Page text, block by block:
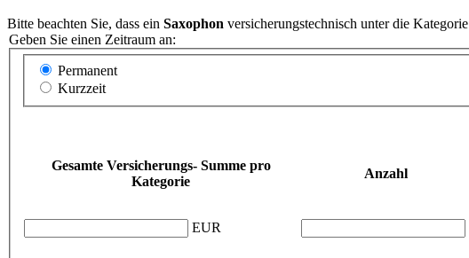
Bitte beachten Sie, dass ein Saxophon versicherungstechnisch unter die Kategorie
Geben Sie einen Zeitraum an:
Permanent
Kurzzeit
Gesamte Versicherungs- Summe pro
Kategorie
Anzahl
EUR